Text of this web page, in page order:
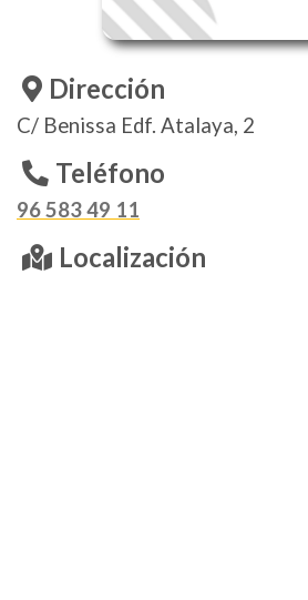
Dirección
C/ Benissa Edf. Atalaya, 2
Teléfono
96 583 49 11
Localización